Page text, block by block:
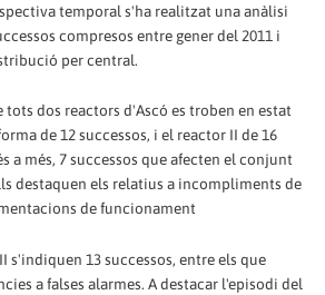
temporal s'ha realitzat una anàlisi
compresos entre gener del 2011 i
per central.
tots dos reactors d'Ascó es troben en estat
de 12 successos, i el reactor II de 16
a més, 7 successos que afecten el conjunt
destaquen els relatius a incompliments de
de funcionament
s'indiquen 13 successos, entre els que
a falses alarmes. A destacar l'episodi del